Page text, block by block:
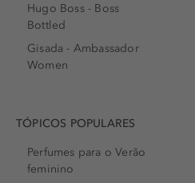
Hugo Boss - Boss
Bottled
Gisada - Ambassador
Women
TÓPICOS POPULARES
Perfumes para o Verão
feminino